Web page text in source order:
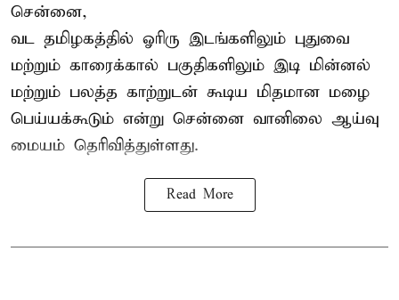
சென்னை,
வட தமிழகத்தில் ஓரிரு இடங்களிலும் புதுவை
மற்றும் காரைக்கால் பகுதிகளிலும் இடி மின்னல்
மற்றும் பலத்த காற்றுடன் கூடிய மிதமான மழை
பெய்யக்கூடும் என்று சென்னை வானிலை ஆய்வு
மையம் தெரிவித்துள்ளது.
Read More